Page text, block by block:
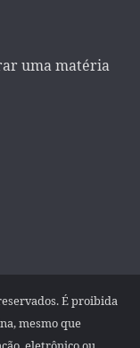
uma matéria
É proibida
mesmo que